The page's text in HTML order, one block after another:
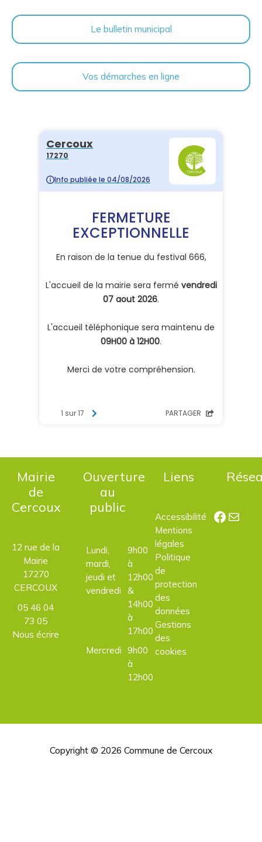
Le bulletin municipal
Vos démarches en ligne
Mairie
de
Cercoux
12 rue de la
Mairie
17270
CERCOUX
05 46 04
73 05
Nous écrire
Ouverture
au
public
Lundi,
mardi,
jeudi et
vendredi
9h00
à
12h00
&
14h00
à
17h00
Mercredi 9h00
à
12h00
Liens
Accessibilité
Mentions
légales
Politique
de
protection
des
données
Gestions
des
cookies
E-mail
Copyright © 2026 Commune de Cercoux